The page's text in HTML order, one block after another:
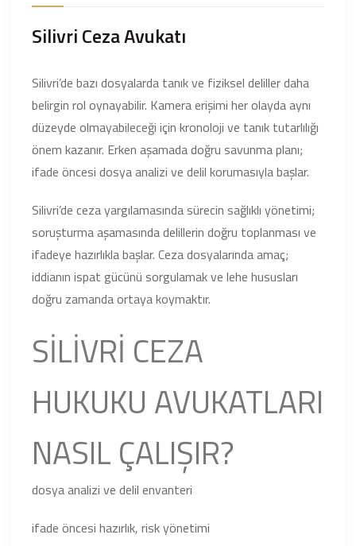
Silivri Ceza Avukatı
Silivri’de bazı dosyalarda tanık ve fiziksel deliller daha
belirgin rol oynayabilir. Kamera erişimi her olayda aynı
düzeyde olmayabileceği için kronoloji ve tanık tutarlılığı
önem kazanır. Erken aşamada doğru savunma planı;
ifade öncesi dosya analizi ve delil korumasıyla başlar.
Silivri’de ceza yargılamasında sürecin sağlıklı yönetimi;
soruşturma aşamasında delillerin doğru toplanması ve
ifadeye hazırlıkla başlar. Ceza dosyalarında amaç;
iddianın ispat gücünü sorgulamak ve lehe hususları
doğru zamanda ortaya koymaktır.
SİLİVRİ CEZA
HUKUKU AVUKATLARI
NASIL ÇALIŞIR?
dosya analizi ve delil envanteri
ifade öncesi hazırlık, risk yönetimi